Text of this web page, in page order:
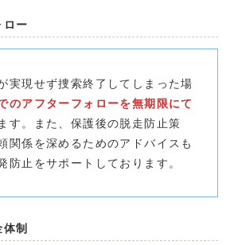
ロー
実現せず捜索終了してしまった場
のアフターフォローを無期限にて
す。また、保護後の脱走防止策
関係を深めるためのアドバイスも
防止をサポートしております。
体制